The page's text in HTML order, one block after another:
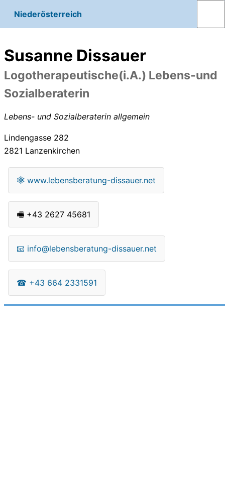
Niederösterreich
Susanne Dissauer
Logotherapeutische(i.A.) Lebens-und
Sozialberaterin
Lebens- und Sozialberaterin allgemein
Lindengasse 282
2821 Lanzenkirchen
🕸 www.lebensberatung-dissauer.net
🖷 +43 2627 45681
📧 info@lebensberatung-dissauer.net
☎ +43 664 2331591